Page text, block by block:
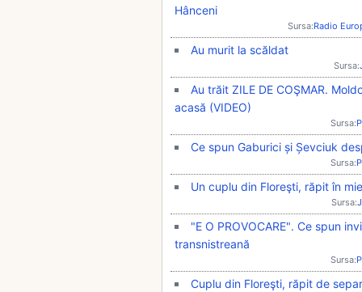
Hânceni
Sursa:Radio
Au murit la scăldat
Sursa:
Au trăit ZILE DE COŞMAR.
acasă (VIDEO)
Sursa:
Ce spun Gaburici și Șevciuk
Sursa:
Un cuplu din Floreşti, răpit în
Sursa:
"E O PROVOCARE". Ce spun
transnistreană
Sursa:
Cuplu din Floreşti, răpit de